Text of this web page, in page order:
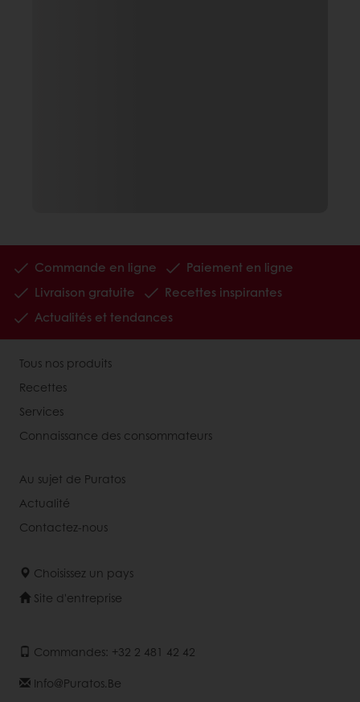
Commande en ligne
Paiement en ligne
Livraison gratuite
Recettes inspirantes
Actualités et tendances
Tous nos produits
Recettes
Services
Connaissance des consommateurs
Au sujet de Puratos
Actualité
Contactez-nous
Choisissez un pays
Site d'entreprise
Commandes: +32 2 481 42 42
Info@puratos.be